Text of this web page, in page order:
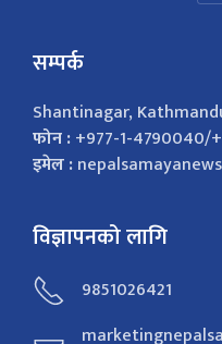
सम्पर्क
Shantinagar,
फोन :+977-1-4790040/
इमेल :
विज्ञापनको लागि
9851026421